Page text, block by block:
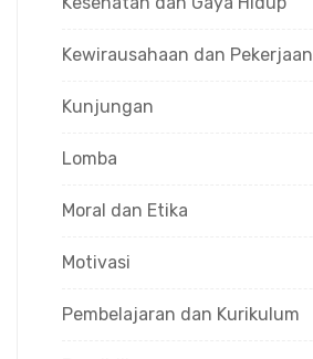
Kewirausahaan dan Pekerjaan
Kunjungan
Lomba
Moral dan Etika
Motivasi
Pembelajaran dan Kurikulum